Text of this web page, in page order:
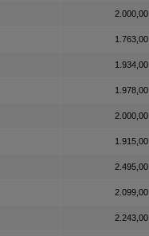
2.000,00
1.763,00
1.934,00
1.978,00
2.000,00
1.915,00
2.495,00
2.099,00
2.243,00